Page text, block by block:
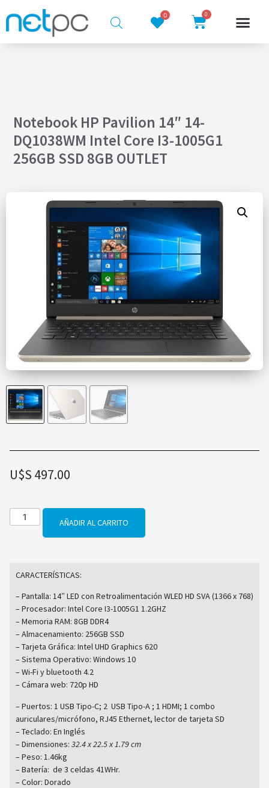
0 0
Notebook HP Pavilion 14″ 14-
DQ1038WM Intel Core I3-1005G1
256GB SSD 8GB OUTLET
U$S 497.00
AÑADIR AL CARRITO
CARACTERÍSTICAS:
– Pantalla: 14″ LED con Retroalimentación WLED HD SVA (1366 x 768)
– Procesador: Intel Core I3-1005G1 1.2GHZ
– Memoria RAM: 8GB DDR4
– Almacenamiento: 256GB SSD
– Tarjeta Gráfica: Intel UHD Graphics 620
– Sistema Operativo: Windows 10
– Wi-Fi y bluetooth 4.2
– Cámara web: 720p HD
– Puertos: 1 USB Tipo-C; 2 USB Tipo-A ; 1 HDMI; 1 combo
auriculares/micrófono, RJ45 Ethernet, lector de tarjeta SD
– Teclado: En Inglés
– Dimensiones: 32.4 x 22.5 x 1.79 cm
– Peso: 1.46kg
– Batería: de 3 celdas 41WHr.
– Color: Dorado